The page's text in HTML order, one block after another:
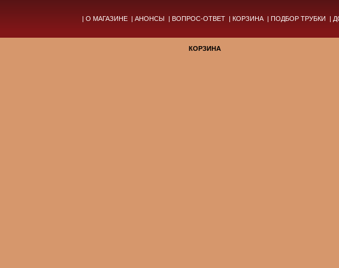
| О МАГАЗИНЕ | АНОНСЫ | ВОПРОС-ОТВЕТ | КОРЗИНА | ПОДБОР ТРУБКИ |
КОРЗИНА